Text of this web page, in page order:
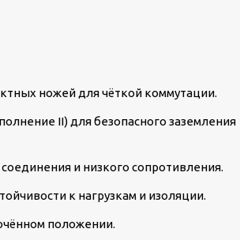
ножей для чёткой коммутации.
II) для безопасного заземления
и низкого сопротивления.
к нагрузкам и изоляции.
положении.